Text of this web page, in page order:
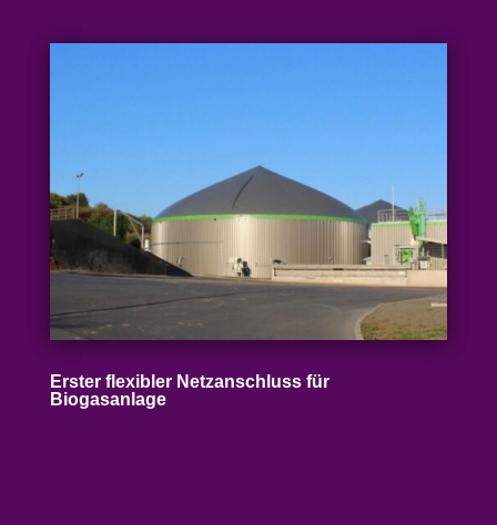
Erster flexibler Netz­an­schluss für
Biogasanlage